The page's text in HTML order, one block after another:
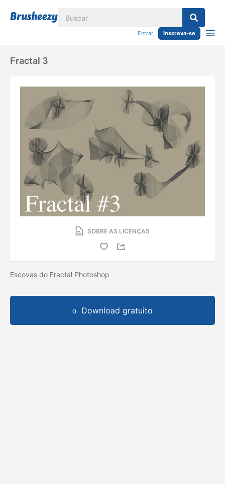
Entrar Inscreva-se
Fractal 3
SOBRE AS LICENÇAS
Escovas do Fractal Photoshop
Download gratuito